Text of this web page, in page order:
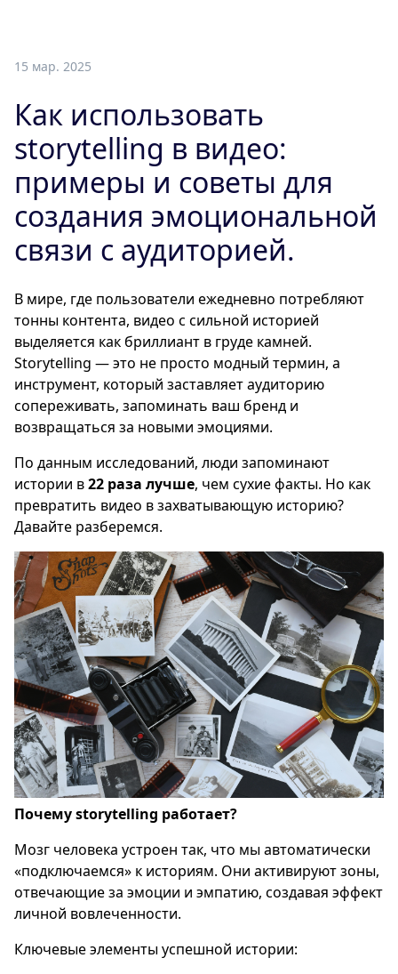
15 мар. 2025
Как использовать
storytelling в видео:
примеры и советы для
создания эмоциональной
связи с аудиторией.
В мире, где пользователи ежедневно потребляют
тонны контента, видео с сильной историей
выделяется как бриллиант в груде камней.
Storytelling — это не просто модный термин, а
инструмент, который заставляет аудиторию
сопереживать, запоминать ваш бренд и
возвращаться за новыми эмоциями.
По данным исследований, люди запоминают
истории в22 раза лучше, чем сухие факты. Но как
превратить видео в захватывающую историю?
Давайте разберемся.
Почему storytelling работает?
Мозг человека устроен так, что мы автоматически
«подключаемся» к историям. Они активируют зоны,
отвечающие за эмоции и эмпатию, создавая эффект
личной вовлеченности.
Ключевые элементы успешной истории: